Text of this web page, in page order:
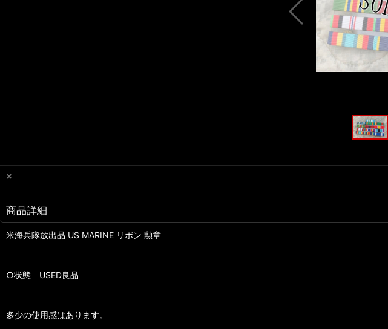
×
商品詳細
米海兵隊放出品 US MARINE リボン 勲章
○状態 USED良品
多少の使用感はあります。